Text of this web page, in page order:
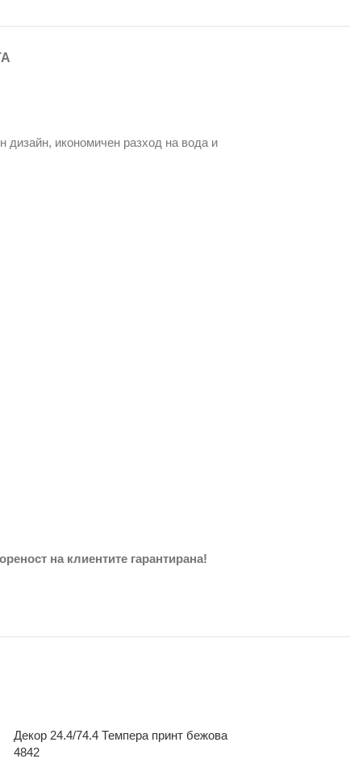
икономичен разход на вода и
на клиентите гарантирана!
Декор 24.4/74.4 Темпера принт бежова
4842